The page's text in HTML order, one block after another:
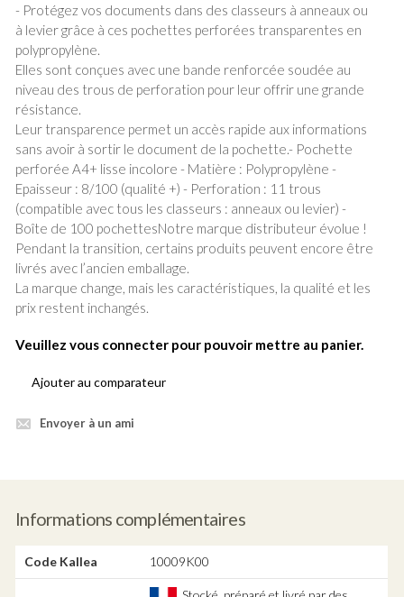
- Protégez vos documents dans des classeurs à anneaux ou
à levier grâce à ces pochettes perforées transparentes en
polypropylène.
Elles sont conçues avec une bande renforcée soudée au
niveau des trous de perforation pour leur offrir une grande
résistance.
Leur transparence permet un accès rapide aux informations
sans avoir à sortir le document de la pochette.- Pochette
perforée A4+ lisse incolore - Matière : Polypropylène -
Epaisseur : 8/100 (qualité +) - Perforation : 11 trous
(compatible avec tous les classeurs : anneaux ou levier) -
Boîte de 100 pochettesNotre marque distributeur évolue !
Pendant la transition, certains produits peuvent encore être
livrés avec l’ancien emballage.
La marque change, mais les caractéristiques, la qualité et les
prix restent inchangés.
Veuillez vous connecter pour pouvoir mettre au panier.
Ajouter au comparateur
Envoyer à un ami
Informations complémentaires
Code Kallea 10009K00